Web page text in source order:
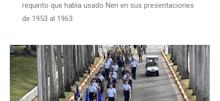
requinto que había usado Neri en sus presentaciones
de 1953 al 1963.